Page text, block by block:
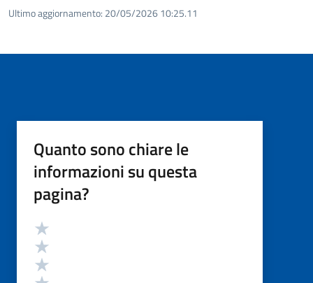
Ultimo aggiornamento: 20/05/2026 10:25.11
Quanto sono chiare le
informazioni su questa
pagina?
Valutazione